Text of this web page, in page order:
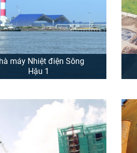
máy Nhiệt điện Sông
Hậu 1
máy nhiệt điện Sông Hậu 1
tại thị trấn Mái Dầm, huyện
Thành, tỉnh Hậu Giang,
Trung tâm điện lực Sông
Tập đoàn Dầu khí làm chủ